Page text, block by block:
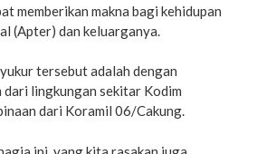
memberikan makna bagi kehidupan
(Apter) dan keluarganya.
tersebut adalah dengan
dari lingkungan sekitar Kodim
dari Koramil 06/Cakung.